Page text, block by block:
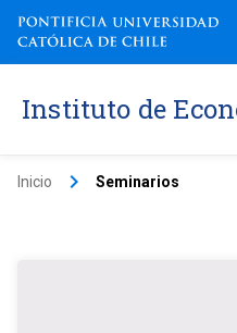
Instituto de
Inicio keyboard_arrow_right Seminarios